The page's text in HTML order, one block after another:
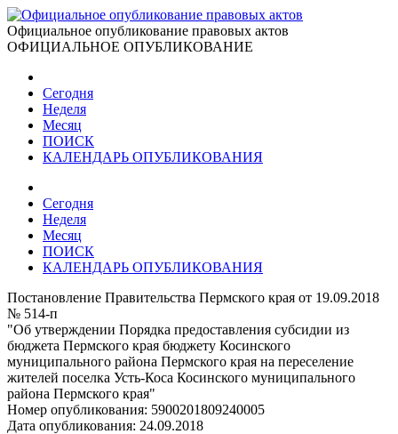
Официальное опубликование правовых актов
ОФИЦИАЛЬНОЕ ОПУБЛИКОВАНИЕ
Сегодня
Неделя
Месяц
ПОИСК
КАЛЕНДАРЬ ОПУБЛИКОВАНИЯ
Сегодня
Неделя
Месяц
ПОИСК
КАЛЕНДАРЬ ОПУБЛИКОВАНИЯ
Постановление Правительства Пермского края от 19.09.2018
№ 514-п
"Об утверждении Порядка предоставления субсидии из
бюджета Пермского края бюджету Косинского
муниципального района Пермского края на переселение
жителей поселка Усть-Коса Косинского муниципального
района Пермского края"
Номер опубликования: 5900201809240005
Дата опубликования: 24.09.2018